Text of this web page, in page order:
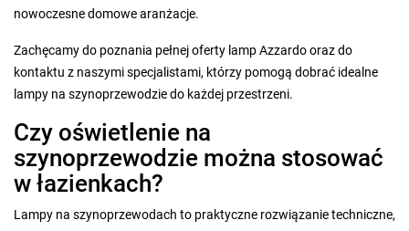
nowoczesne domowe aranżacje.
Zachęcamy do poznania pełnej oferty lamp Azzardo oraz do
kontaktu z naszymi specjalistami, którzy pomogą dobrać idealne
lampy na szynoprzewodzie do każdej przestrzeni.
Czy oświetlenie na
szynoprzewodzie można stosować
w łazienkach?
Lampy na szynoprzewodach to praktyczne rozwiązanie techniczne,